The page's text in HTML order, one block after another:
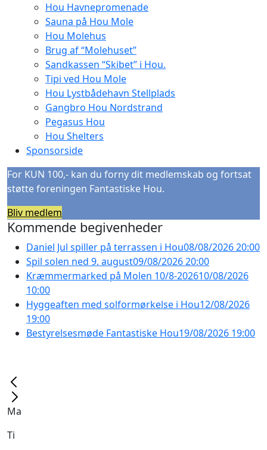
Hou Havnepromenade
Sauna på Hou Mole
Hou Molehus
Brug af “Molehuset”
Sandkassen “Skibet” i Hou.
Tipi ved Hou Mole
Hou Lystbådehavn Stellplads
Gangbro Hou Nordstrand
Pegasus Hou
Hou Shelters
Sponsorside
For KUN 100,- kan du forny dit medlemskab og fortsat
støtte foreningen Fantastiske Hou.
Bliv medlem
Kommende begivenheder
Daniel Jul spiller på terrassen i Hou08/08/2026 20:00
Spil solen ned 9. august09/08/2026 20:00
Kræmmermarked på Molen 10/8-202610/08/2026
10:00
Hyggeaften med solformørkelse i Hou12/08/2026
19:00
Bestyrelsesmøde Fantastiske Hou19/08/2026 19:00
Ma
Ti